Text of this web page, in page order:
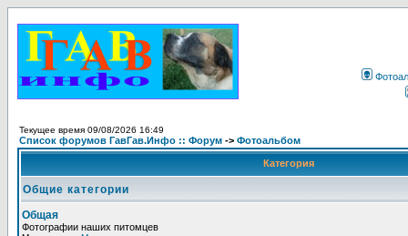
Текущее время 09/08/2026 16:49
Список форумов ГавГав.Инфо :: Форум -> Фотоальбом
Категория
Общие категории
Общая
Фотографии наших питомцев